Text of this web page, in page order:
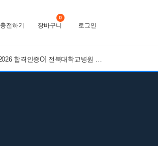
충전하기
0
장바구니 로그인
[2026 합격인증O] 전북대학교병원 간호사 채용 대비 필기+면접 기출 정리